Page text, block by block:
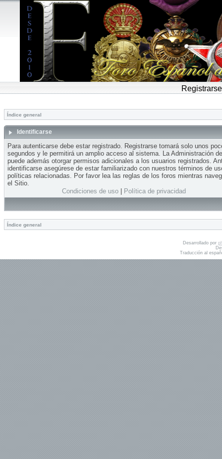
Registrarse
Índice general
Identificarse
Para autenticarse debe estar registrado. Registrarse tomará solo unos
segundos y le permitirá un amplio acceso al sistema. La Administración
puede además otorgar permisos adicionales a los usuarios registrados.
identificarse asegúrese de estar familiarizado con nuestros términos de
políticas relacionadas. Por favor lea las reglas de los foros mientras
el Sitio.
Condiciones de uso| Política de privacidad
Índice general
Desarrollado por
Traducción al